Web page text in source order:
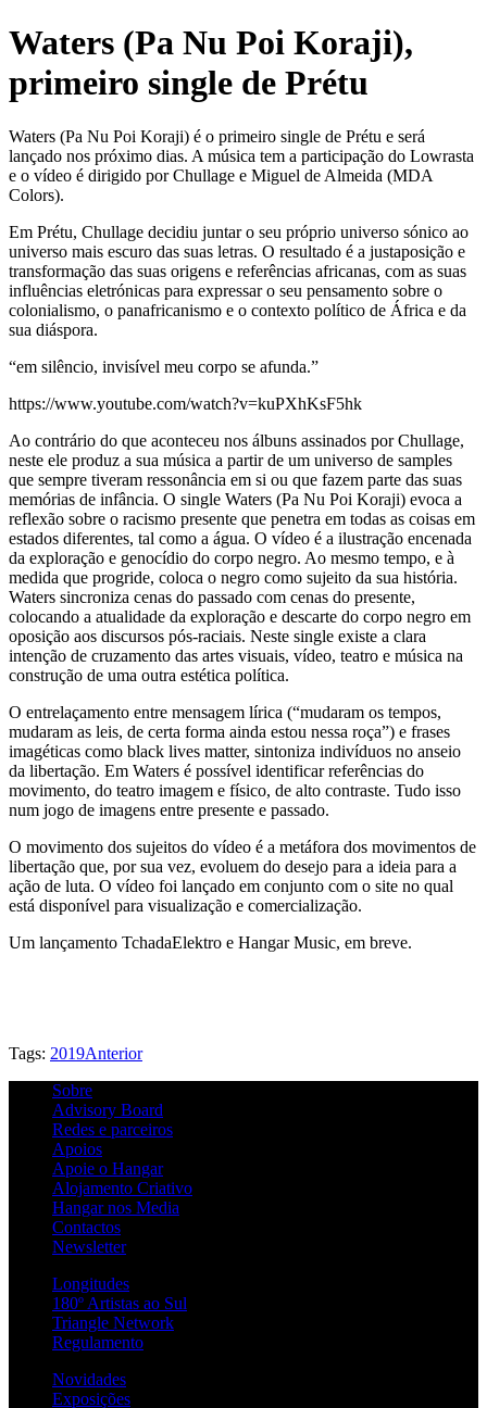
Waters (Pa Nu Poi Koraji),
primeiro single de Prétu
Waters (Pa Nu Poi Koraji) é o primeiro single de Prétu e será
lançado nos próximo dias. A música tem a participação do Lowrasta
e o vídeo é dirigido por Chullage e Miguel de Almeida (MDA
Colors).
Em Prétu, Chullage decidiu juntar o seu próprio universo sónico ao
universo mais escuro das suas letras. O resultado é a justaposição e
transformação das suas origens e referências africanas, com as suas
influências eletrónicas para expressar o seu pensamento sobre o
colonialismo, o panafricanismo e o contexto político de África e da
sua diáspora.
“em silêncio, invisível meu corpo se afunda.”
https://www.youtube.com/watch?v=kuPXhKsF5hk
Ao contrário do que aconteceu nos álbuns assinados por Chullage,
neste ele produz a sua música a partir de um universo de samples
que sempre tiveram ressonância em si ou que fazem parte das suas
memórias de infância. O single Waters (Pa Nu Poi Koraji) evoca a
reflexão sobre o racismo presente que penetra em todas as coisas em
estados diferentes, tal como a água. O vídeo é a ilustração encenada
da exploração e genocídio do corpo negro. Ao mesmo tempo, e à
medida que progride, coloca o negro como sujeito da sua história.
Waters sincroniza cenas do passado com cenas do presente,
colocando a atualidade da exploração e descarte do corpo negro em
oposição aos discursos pós-raciais. Neste single existe a clara
intenção de cruzamento das artes visuais, vídeo, teatro e música na
construção de uma outra estética política.
O entrelaçamento entre mensagem lírica (“mudaram os tempos,
mudaram as leis, de certa forma ainda estou nessa roça”) e frases
imagéticas como black lives matter, sintoniza indivíduos no anseio
da libertação. Em Waters é possível identificar referências do
movimento, do teatro imagem e físico, de alto contraste. Tudo isso
num jogo de imagens entre presente e passado.
O movimento dos sujeitos do vídeo é a metáfora dos movimentos de
libertação que, por sua vez, evoluem do desejo para a ideia para a
ação de luta. O vídeo foi lançado em conjunto com o site no qual
está disponível para visualização e comercialização.
Um lançamento TchadaElektro e Hangar Music, em breve.
Tags: 2019Anterior
Sobre
Advisory Board
Redes e parceiros
Apoios
Apoie o Hangar
Alojamento Criativo
Hangar nos Media
Contactos
Newsletter
Longitudes
180º Artistas ao Sul
Triangle Network
Regulamento
Novidades
Exposições